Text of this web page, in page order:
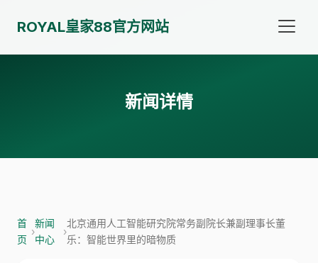
ROYAL皇家88官方网站
新闻详情
首
页
›
新闻
中心
›
北京通用人工智能研究院常务副院长兼副理事长董
乐：智能世界里的暗物质